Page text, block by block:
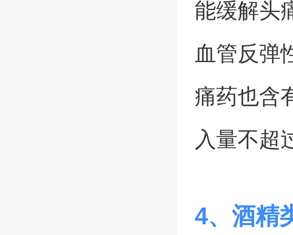
能缓解头
血管反弹
痛药也含
入量不超
4、酒精